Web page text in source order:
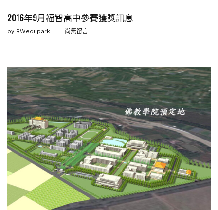
2016年9月福智高中參賽獲獎訊息
by BWedupark 尚無留言